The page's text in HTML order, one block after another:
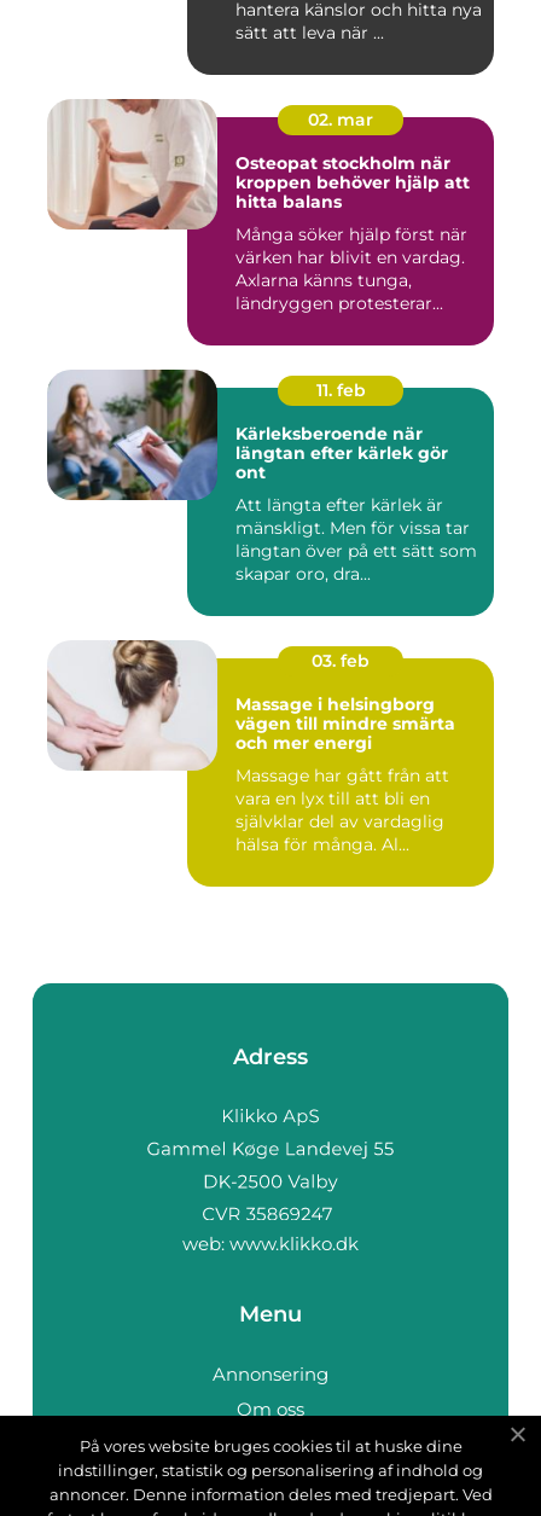
hantera känslor och hitta nya
sätt att leva när ...
02. mar
Osteopat stockholm när
kroppen behöver hjälp att
hitta balans
Många söker hjälp först när
värken har blivit en vardag.
Axlarna känns tunga,
ländryggen protesterar...
11. feb
Kärleksberoende när
längtan efter kärlek gör
ont
Att längta efter kärlek är
mänskligt. Men för vissa tar
längtan över på ett sätt som
skapar oro, dra...
03. feb
Massage i helsingborg
vägen till mindre smärta
och mer energi
Massage har gått från att
vara en lyx till att bli en
självklar del av vardaglig
hälsa för många. Al...
Adress
web: www.klikko.dk
Menu
Annonsering
Om oss
Cookies
Kontakta oss
På vores website bruges cookies til at huske dine
indstillinger, statistik og personalisering af indhold og
annoncer. Denne information deles med tredjepart. Ved